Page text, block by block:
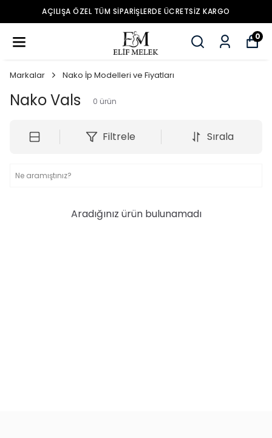
SIPARIŞLERDE ÜCRETSIZ KARGO
0
Markalar Nako İp Modelleri ve Fiyatları
Nako Vals 0 ürün
Filtrele Sırala
Aradığınız ürün bulunamadı